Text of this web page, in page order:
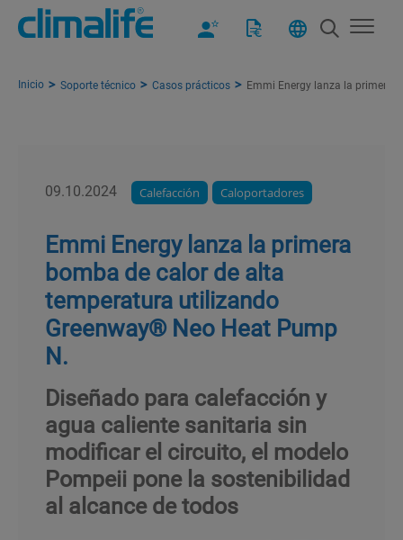
Inicio Soporte técnico Casos prácticos Emmi Energy lanza la primera
09.10.2024 Calefacción Caloportadores
Emmi Energy lanza la primera
bomba de calor de alta
temperatura utilizando
Greenway® Neo Heat Pump
N.
Diseñado para calefacción y
agua caliente sanitaria sin
modificar el circuito, el modelo
Pompeii pone la sostenibilidad
al alcance de todos